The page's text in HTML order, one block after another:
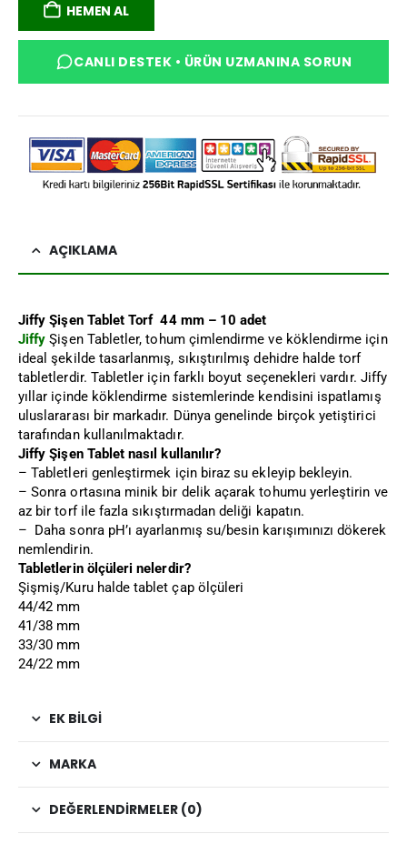
HEMEN AL
CANLI DESTEK • ÜRÜN UZMANINA SORUN
AÇIKLAMA
Jiffy Şişen Tablet Torf 44 mm – 10 adet
Jiffy Şişen Tabletler, tohum çimlendirme ve köklendirme için
ideal şekilde tasarlanmış, sıkıştırılmış dehidre halde torf
tabletlerdir. Tabletler için farklı boyut seçenekleri vardır. Jiffy
yıllar içinde köklendirme sistemlerinde kendisini ispatlamış
uluslararası bir markadır. Dünya genelinde birçok yetiştirici
tarafından kullanılmaktadır.
Jiffy Şişen Tablet nasıl kullanılır?
– Tabletleri genleştirmek için biraz su ekleyip bekleyin.
– Sonra ortasına minik bir delik açarak tohumu yerleştirin ve
az bir torf ile fazla sıkıştırmadan deliği kapatın.
– Daha sonra pH’ı ayarlanmış su/besin karışımınızı dökerek
nemlendirin.
Tabletlerin ölçüleri nelerdir?
Şişmiş/Kuru halde tablet çap ölçüleri
44/42 mm
41/38 mm
33/30 mm
24/22 mm
EK BILGI
MARKA
DEĞERLENDIRMELER (0)